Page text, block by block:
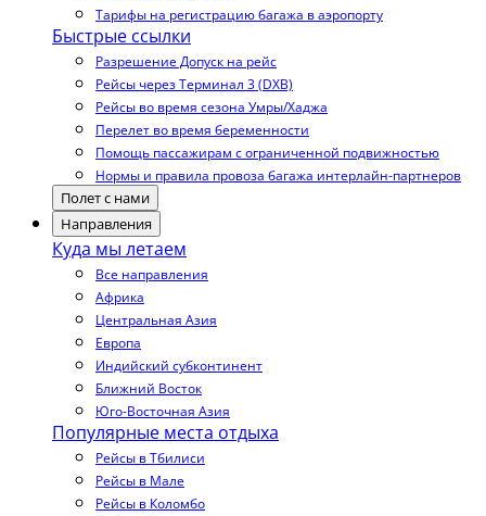
Тарифы на регистрацию багажа в аэропорту
Быстрые ссылки
Разрешение Допуск на рейс
Рейсы через Терминал 3 (DXB)
Рейсы во время сезона Умры/Хаджа
Перелет во время беременности
Помощь пассажирам с ограниченной подвижностью
Нормы и правила провоза багажа интерлайн-партнеров
Полет с нами
Направления
Куда мы летаем
Все направления
Африка
Центральная Азия
Европа
Индийский субконтинент
Ближний Восток
Юго-Восточная Азия
Популярные места отдыха
Рейсы в Тбилиси
Рейсы в Мале
Рейсы в Коломбо